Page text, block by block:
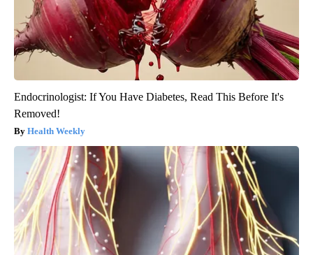
Endocrinologist: If You Have Diabetes, Read This Before It's
Removed!
Health Weekly